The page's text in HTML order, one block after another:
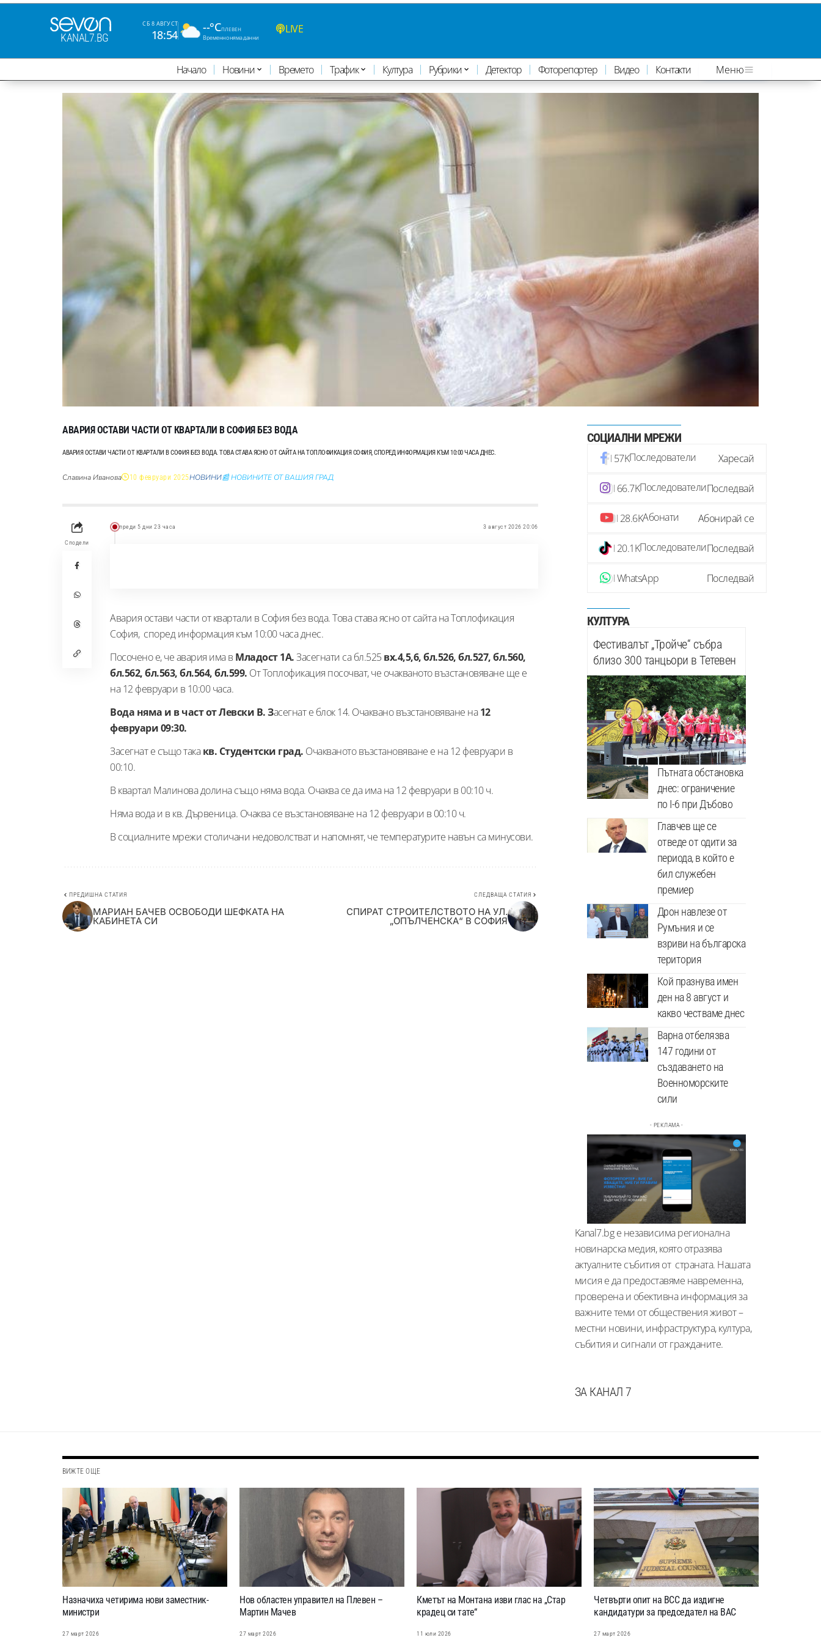
KANAL7.BG
СБ 8 АВГУСТ
18:54
--°CПЛЕВЕН
Временно няма данни
LIVE
Начало Новини Времето Трафик Култура Рубрики Детектор Фоторепортер Видео Контакти Меню
АВАРИЯ ОСТАВИ ЧАСТИ ОТ КВАРТАЛИ В СОФИЯ БЕЗ ВОДА
АВАРИЯ ОСТАВИ ЧАСТИ ОТ КВАРТАЛИ В СОФИЯ БЕЗ ВОДА. ТОВА СТАВА ЯСНО ОТ САЙТА НА ТОПЛОФИКАЦИЯ СОФИЯ, СПОРЕД ИНФОРМАЦИЯ КЪМ 10:00 ЧАСА ДНЕС.
Славина Иванова 10 февруари 2025НОВИНИ📰 НОВИНИТЕ ОТ ВАШИЯ ГРАД
Сподели
преди 5 дни 23 часа 3 август 2026 20:06
Авария остави части от квартали в София без вода. Това става ясно от сайта на Топлофикация
София, според информация към 10:00 часа днес.
Посочено е, че авария има в Младост 1А.Засегнати са бл.525 вх.4,5,6, бл.526, бл.527, бл.560,
бл.562, бл.563, бл.564, бл.599. От Топлофикация посочват, че очакваното възстановяване ще е
на 12 февруари в 10:00 часа.
Вода няма и в част от Левски В. Засегнат е блок 14. Очаквано възстановяване на12
февруари 09:30.
Засегнат е също такакв. Студентски град. Очакваното възстановяване е на 12 февруари в
00:10.
В квартал Малинова долина също няма вода. Очаква се да има на 12 февруари в 00:10 ч.
Няма вода и в кв. Дървеница. Очаква се възстановяване на 12 февруари в 00:10 ч.
В социалните мрежи столичани недоволстват и напомнят, че температурите навън са минусови.
ПРЕДИШНА СТАТИЯ
МАРИАН БАЧЕВ ОСВОБОДИ ШЕФКАТА НА
КАБИНЕТА СИ
СЛЕДВАЩА СТАТИЯ
СПИРАТ СТРОИТЕЛСТВОТО НА УЛ.
„ОПЪЛЧЕНСКА“ В СОФИЯ
СОЦИАЛНИ МРЕЖИ
57KПоследователи Харесай
66.7KПоследователиПоследвай
28.6KАбонати Абонирай се
20.1KПоследователиПоследвай
WhatsApp Последвай
КУЛТУРА
Фестивалът „Тройче“ събра
близо 300 танцьори в Тетевен
Пътната обстановка
днес: ограничение
по I-6 при Дъбово
Главчев ще се
отведе от одити за
периода, в който е
бил служебен
премиер
Дрон навлезе от
Румъния и се
взриви на българска
територия
Кой празнува имен
ден на 8 август и
какво честваме днес
Варна отбелязва
147 години от
създаването на
Военноморските
сили
- РЕКЛАМА -
Kanal7.bg е независима регионална
новинарска медия, която отразява
актуалните събития от страната. Нашата
мисия е да предоставяме навременна,
проверена и обективна информация за
важните теми от обществения живот –
местни новини, инфраструктура, култура,
събития и сигнали от гражданите.
ЗА КАНАЛ 7
ВИЖТЕ ОЩЕ
Назначиха четирима нови заместник-
министри
27 март 2026
Нов областен управител на Плевен –
Мартин Мачев
27 март 2026
Кметът на Монтана изви глас на „Стар
крадец си тате“
11 юли 2026
Четвърти опит на ВСС да издигне
кандидатури за председател на ВАС
27 март 2026